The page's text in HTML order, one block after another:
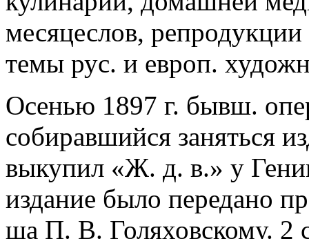
месяцеслов,
темы рус. и европ.
Осенью 1897 г. бывш.
собиравшийся заняться
выкупил «Ж. д. в.» у
издание было передано
ща П. В. Голяховскому. 2